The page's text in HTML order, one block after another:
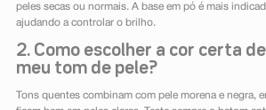
peles secas ou normais. A base em pó é mais
ajudando a controlar o brilho.
2. Como escolher a cor certa
meu tom de pele?
Tons quentes combinam com pele morena e negra,